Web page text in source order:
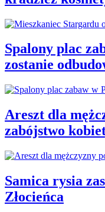
Spalony plac
zostanie
Areszt dla
zabójstwo
Samica rysia
Złocieńca